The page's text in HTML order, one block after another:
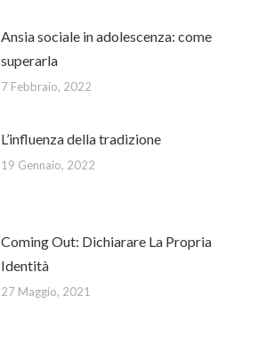
Ansia sociale in adolescenza: come
superarla
7 Febbraio, 2022
L’influenza della tradizione
19 Gennaio, 2022
Coming Out: Dichiarare La Propria
Identità
27 Maggio, 2021